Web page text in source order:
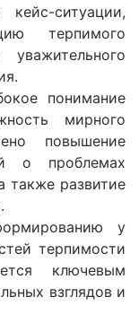
кейс-ситуации,
терпимого
понимание
мирного
повышение
о проблемах
также развитие
у
терпимости
ключевым
взглядов и